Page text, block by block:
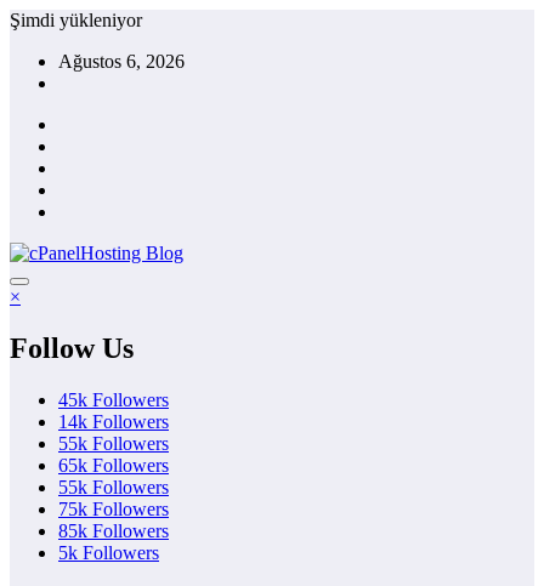
İçeriğe
Şimdi yükleniyor
Ağustos 6, 2026
×
Follow Us
45k Followers
14k Followers
55k Followers
65k Followers
55k Followers
75k Followers
85k Followers
5k Followers